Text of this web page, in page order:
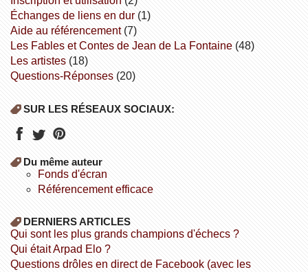
échanges de liens en dur(1)
aide au référencement(7)
Les Fables et Contes de Jean de La Fontaine(48)
Les artistes(18)
Questions-Réponses(20)
SUR LES RÉSEAUX SOCIAUX:
Du même auteur
fonds d'écran
référencement efficace
DERNIERS ARTICLES
Qui sont les plus grands champions d'échecs ?
Qui était Arpad Elo ?
Questions drôles en direct de Facebook (avec les